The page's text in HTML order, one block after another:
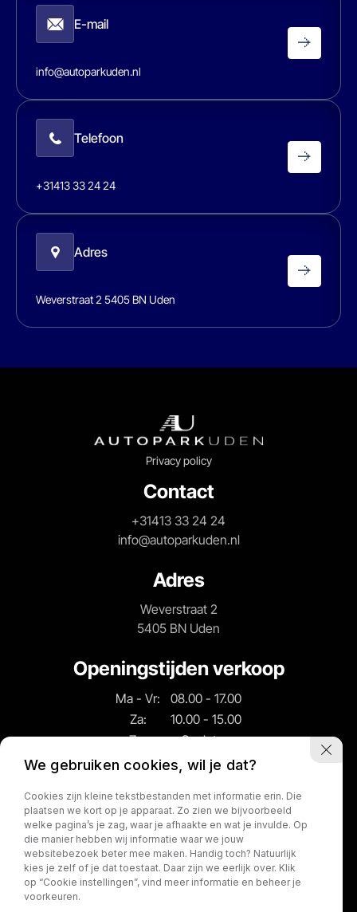
E-mail
info@autoparkuden.nl
Telefoon
+31413 33 24 24
Adres
Weverstraat 2 5405 BN Uden
Privacy policy
Contact
+31413 33 24 24
info@autoparkuden.nl
Adres
Weverstraat 2
5405 BN Uden
Openingstijden verkoop
Ma - Vr:
08.00 - 17.00
Za:
10.00 - 15.00
Zo:
Gesloten
Openingstijden
werkplaats
Ma - Vr:
08.00 - 17.00
Za:
Gesloten
Zo:
Gesloten
We gebruiken cookies, wil je dat?
Cookies zijn kleine tekstbestanden met informatie erin. Die
plaatsen we kort op je apparaat. Zo zien we bijvoorbeeld
welke pagina’s je zag, waar je afhaakte en wat je invulde. Op
die manier hebben wij informatie waar we jouw
websitebezoek beter mee maken. Handig toch? Natuurlijk
kies je zelf of je dat toestaat. Daar zijn we eerlijk over. Klik
op “Cookie instellingen”, vind meer informatie en beheer je
voorkeuren.